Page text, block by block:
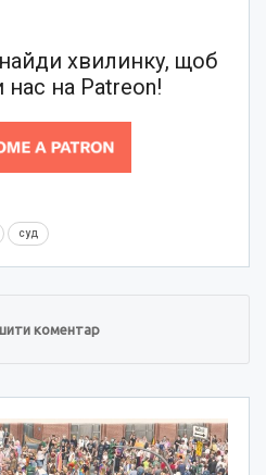
хвилинку, щоб
нас на Patreon!
суд
коментар